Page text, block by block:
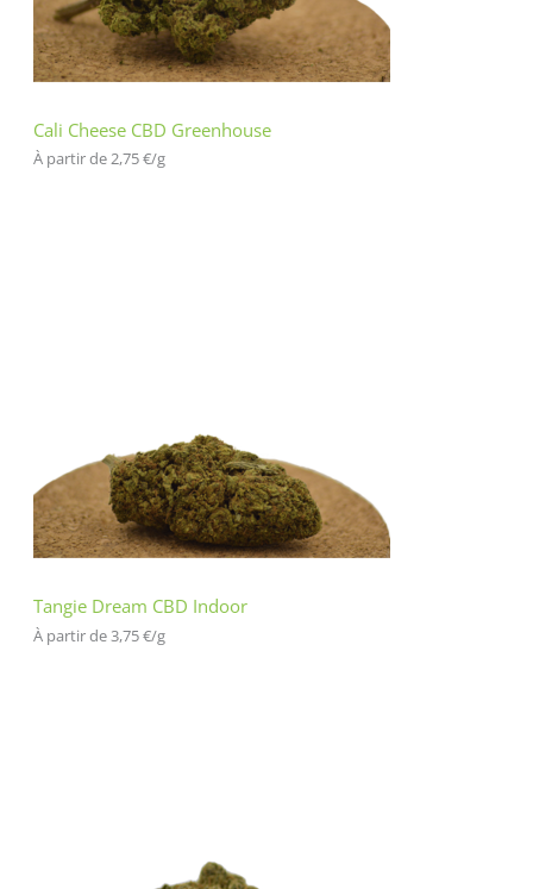
Cali Cheese CBD Greenhouse
À partir de 2,75€/g
Tangie Dream CBD Indoor
À partir de 3,75€/g